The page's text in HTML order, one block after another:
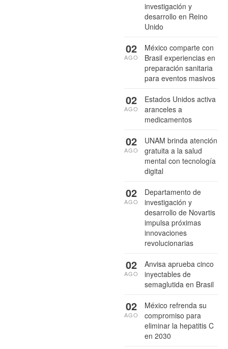
investigación y
desarrollo en Reino
Unido
México comparte con
Brasil experiencias en
preparación sanitaria
para eventos masivos
02
AGO
Estados Unidos activa
aranceles a
medicamentos
02
AGO
UNAM brinda atención
gratuita a la salud
mental con tecnología
digital
02
AGO
Departamento de
investigación y
desarrollo de Novartis
impulsa próximas
innovaciones
revolucionarias
02
AGO
Anvisa aprueba cinco
inyectables de
semaglutida en Brasil
02
AGO
México refrenda su
compromiso para
eliminar la hepatitis C
en 2030
02
AGO